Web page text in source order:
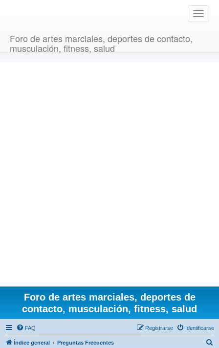
T
o
Foro de artes marciales, deportes de contacto,
musculación, fitness, salud
Foro de artes marciales, deportes de
contacto, musculación, fitness, salud
FAQ Identificarse
Registrarse
Índice general Preguntas Frecuentes